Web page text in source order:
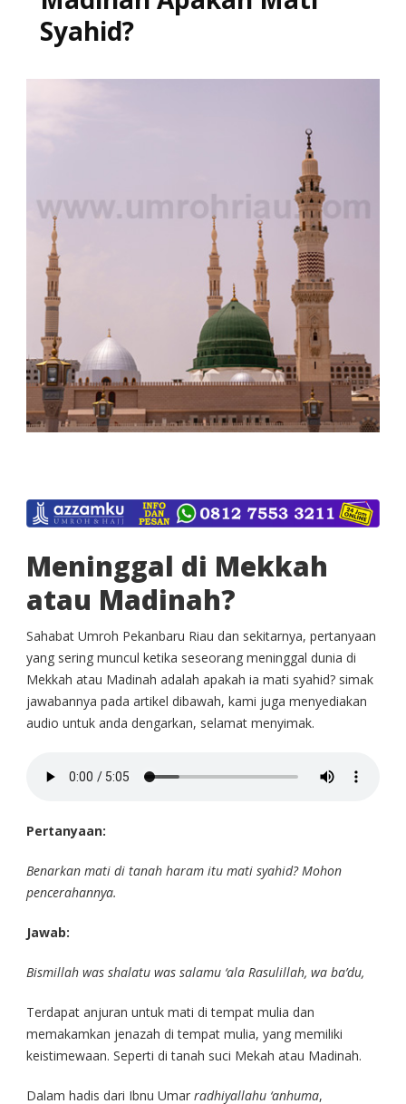
Syahid?
Meninggal di Mekkah
atau Madinah?
Sahabat Umroh Pekanbaru Riau dan sekitarnya, pertanyaan
yang sering muncul ketika seseorang meninggal dunia di
Mekkah atau Madinah adalah apakah ia mati syahid? simak
jawabannya pada artikel dibawah, kami juga menyediakan
audio untuk anda dengarkan, selamat menyimak.
Pertanyaan:
Benarkan mati di tanah haram itu mati syahid? Mohon
pencerahannya.
Jawab:
Bismillah was shalatu was salamu ‘ala Rasulillah, wa ba’du,
Terdapat anjuran untuk mati di tempat mulia dan
memakamkan jenazah di tempat mulia, yang memiliki
keistimewaan. Seperti di tanah suci Mekah atau Madinah.
Dalam hadis dari Ibnu Umar radhiyallahu ‘anhuma,